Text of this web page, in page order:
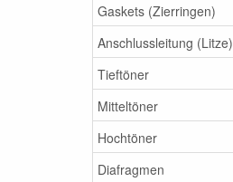
Gaskets (Zierringen)
Anschlussleitung (Litze)
Tieftöner
Mitteltöner
Hochtöner
Diafragmen